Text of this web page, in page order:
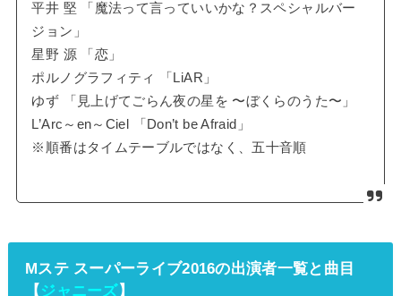
平井 堅 「魔法って言っていいかな？スペシャルバー
ジョン」
星野 源 「恋」
ポルノグラフィティ 「LiAR」
ゆず 「見上げてごらん夜の星を 〜ぼくらのうた〜」
L’Arc～en～Ciel 「Don’t be Afraid」
※順番はタイムテーブルではなく、五十音順
Mステ スーパーライブ2016の出演者一覧と曲目
【 ジャニーズ】